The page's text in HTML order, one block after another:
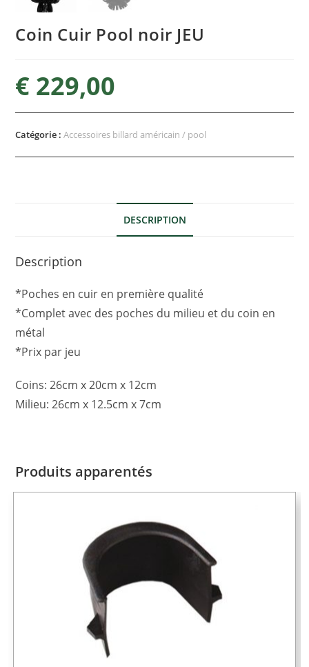
Coin Cuir Pool noir JEU
€ 229,00
Catégorie :Accessoires billard américain / pool
DESCRIPTION
Description
*Poches en cuir en première qualité
*Complet avec des poches du milieu et du coin en
métal
*Prix par jeu
Coins: 26cm x 20cm x 12cm
Milieu: 26cm x 12.5cm x 7cm
Produits apparentés